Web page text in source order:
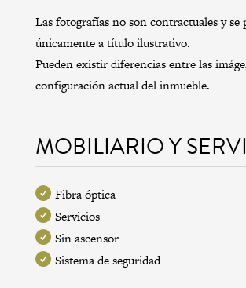
Las fotografías no son contractuales y se
únicamente a título ilustrativo.
Pueden existir diferencias entre las
configuración actual del inmueble.
MOBILIARIO Y
Fibra óptica
Servicios
Sin ascensor
Sistema de seguridad